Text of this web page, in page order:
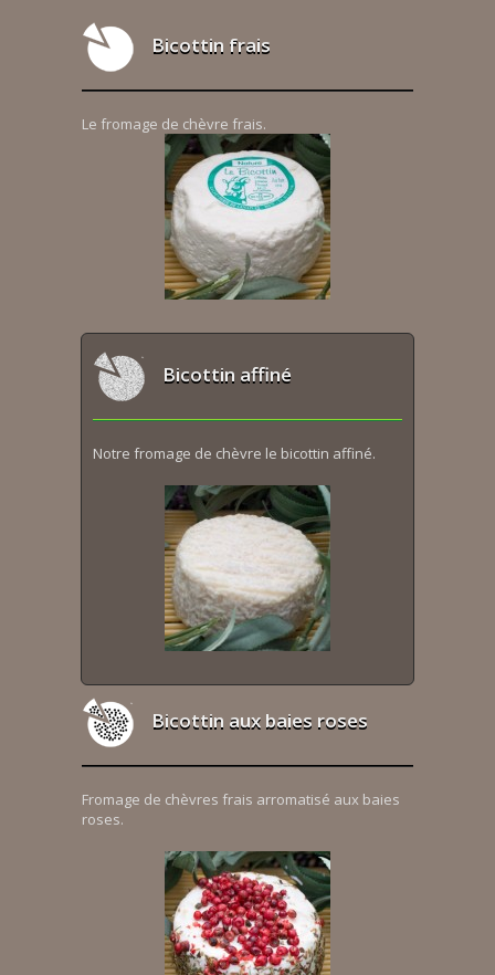
Bicottin frais
Le fromage de chèvre frais.
Bicottin affiné
Notre fromage de chèvre le bicottin affiné.
Bicottin aux baies roses
Fromage de chèvres frais arromatisé aux baies
roses.